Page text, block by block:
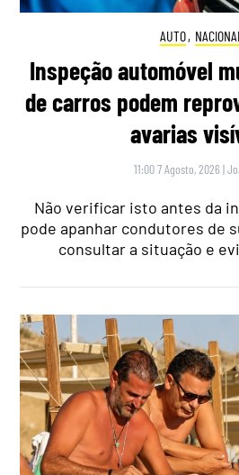
AUTO, NACIONAL
Inspeção automóvel
de carros podem
avarias
11:00 7 Agosto, 2026 |
Não verificar isto antes da
pode apanhar condutores de
consultar a situação e